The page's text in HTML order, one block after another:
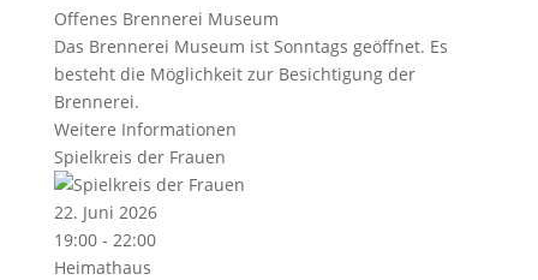
Offenes Brennerei Museum
Das Brennerei Museum ist Sonntags geöffnet. Es
besteht die Möglichkeit zur Besichtigung der
Brennerei.
Weitere Informationen
Spielkreis der Frauen
22. Juni 2026
19:00 - 22:00
Heimathaus